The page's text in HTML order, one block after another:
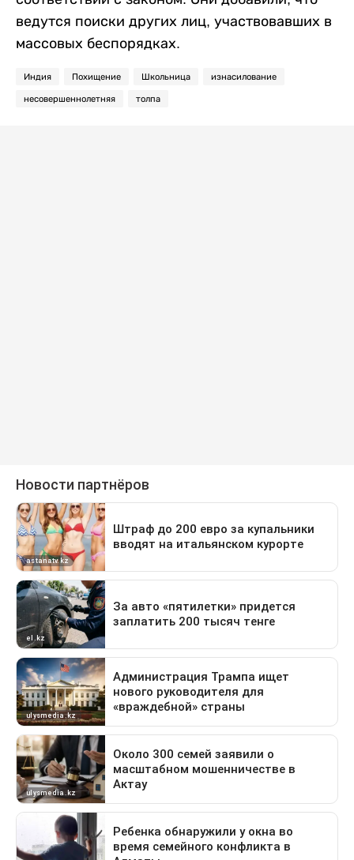
ведутся поиски других лиц, участвовавших в
массовых беспорядках.
Индия Похищение Школьница изнасилование
несовершеннолетняя толпа